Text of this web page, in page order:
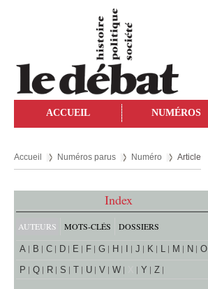
ACCUEIL NUMÉROS
Accueil Numéros parus Numéro Article
Index
AUTEURS MOTS-CLÉS DOSSIERS
A B C D E F G H J K L M N
O
P
Q R S T U V W Y Z